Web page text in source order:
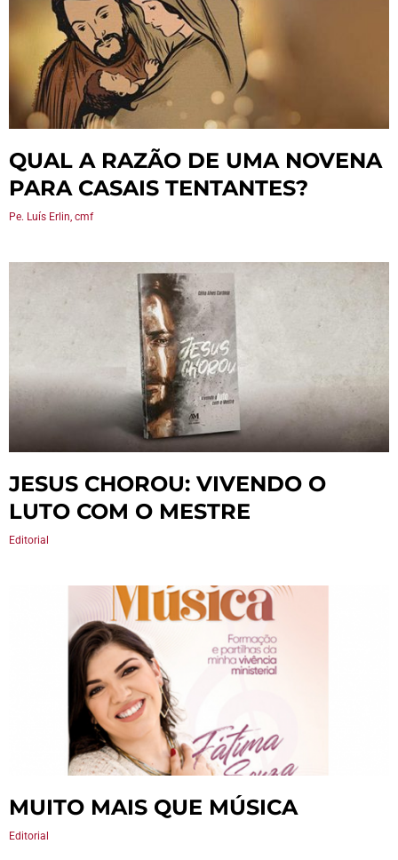
QUAL A RAZÃO DE UMA NOVENA
PARA CASAIS TENTANTES?
Pe. Luís Erlin, cmf
JESUS CHOROU: VIVENDO O
LUTO COM O MESTRE
Editorial
MUITO MAIS QUE MÚSICA
Editorial